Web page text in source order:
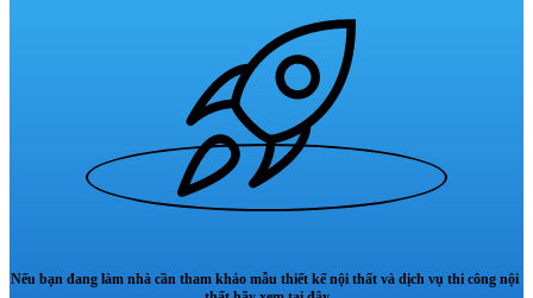
Nếu bạn đang làm nhà cần tham khảo mẫu thiết kế nội thất và dịch vụ thi công nội